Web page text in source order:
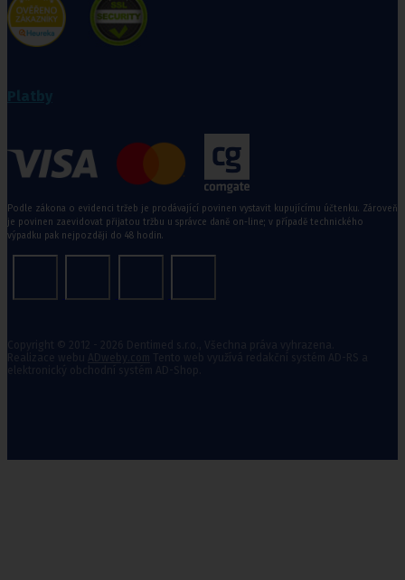
Podle zákona o evidenci tržeb je prodávající povinen vystavit kupujícímu účtenku. Zároveň
je povinen zaevidovat přijatou tržbu u správce daně on-line; v případě technického
výpadku pak nejpozději do 48 hodin.